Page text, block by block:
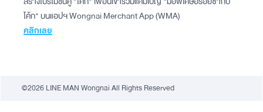
โค้ก" บนแอปฯ Wongnai Merchant App (WMA)
คลิกเลย
©2026 LINE MAN Wongnai All Rights Reserved